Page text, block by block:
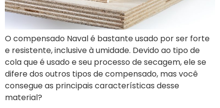
O compensado Naval é bastante usado por ser forte
e resistente, inclusive à umidade. Devido ao tipo de
cola que é usado e seu processo de secagem, ele se
difere dos outros tipos de compensado, mas você
consegue as principais características desse
material?